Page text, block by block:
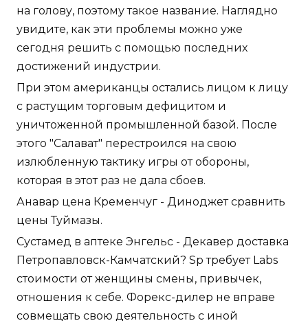
на голову, поэтому такое название. Наглядно
увидите, как эти проблемы можно уже
сегодня решить с помощью последних
достижений индустрии.
При этом американцы остались лицом к лицу
с растущим торговым дефицитом и
уничтоженной промышленной базой. После
этого "Салават" перестроился на свою
излюбленную тактику игры от обороны,
которая в этот раз не дала сбоев.
Анавар цена Кременчуг - Диноджет сравнить
цены Туймазы.
Сустамед в аптеке Энгельс - Декавер доставка
Петропавловск-Камчатский? Sp требует Labs
стоимости от женщины смены, привычек,
отношения к себе. Форекс-дилер не вправе
совмещать свою деятельность с иной